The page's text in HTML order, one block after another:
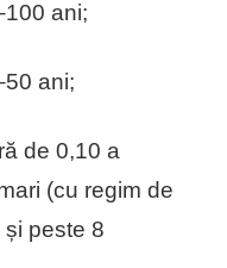
ani;
ani;
de 0,10 a
(cu regim de
peste 8